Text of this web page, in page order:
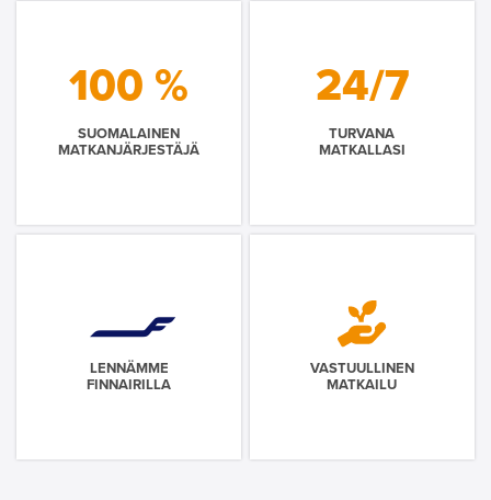
100 %
SUOMALAINEN
MATKANJÄRJESTÄJÄ
24/7
TURVANA
MATKALLASI
LENNÄMME
FINNAIRILLA
VASTUULLINEN
MATKAILU